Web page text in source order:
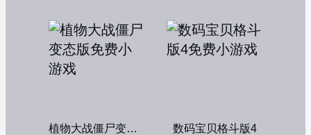
植物大战僵尸变态版 数码宝贝格斗版4